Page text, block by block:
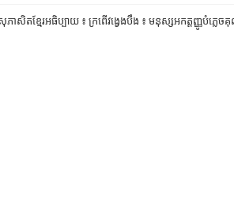
ទំនាក់ទំនងកម្ពុជានិងចិន – សៀវភៅចំណេះដឹងទូទៅ
ាសិតខ្មែរអធិប្បាយ ៖ ក្រពើវង្វេងបឹង ៖ មនុស្ស​អកត្តញ្ញូ​បំភ្លេ